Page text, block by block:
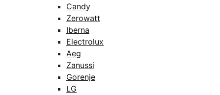
Candy
Zerowatt
Iberna
Electrolux
Aeg
Zanussi
Gorenje
LG